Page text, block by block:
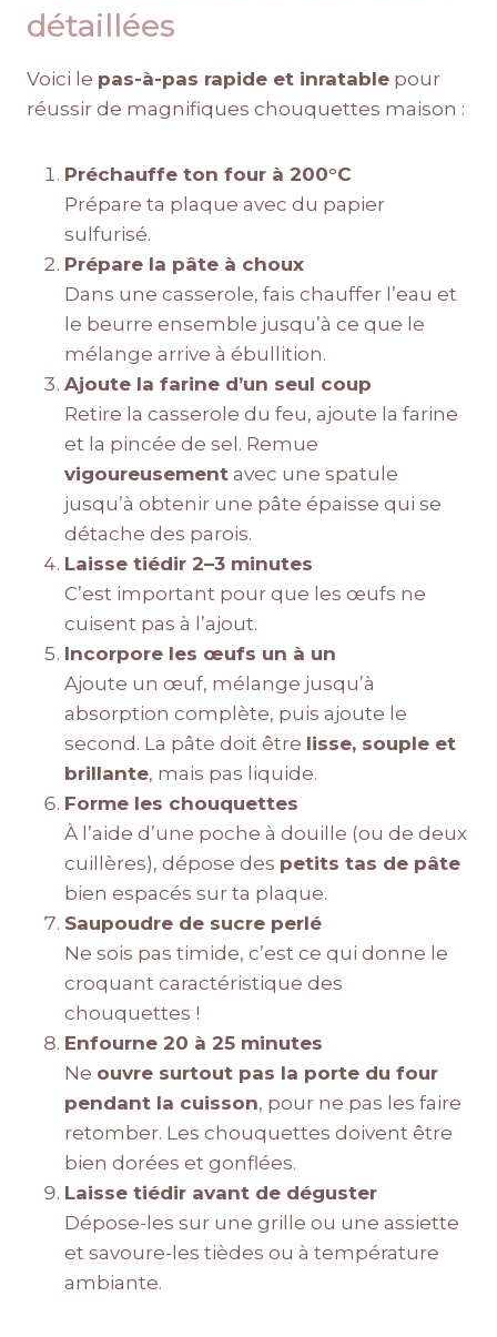
détaillées
Voici le pas-à-pas rapide et inratable pour
réussir de magnifiques chouquettes maison :
Préchauffe ton four à 200°C
Prépare ta plaque avec du papier
sulfurisé.
Prépare la pâte à choux
Dans une casserole, fais chauffer l’eau et
le beurre ensemble jusqu’à ce que le
mélange arrive à ébullition.
Ajoute la farine d’un seul coup
Retire la casserole du feu, ajoute la farine
et la pincée de sel. Remue
vigoureusement avec une spatule
jusqu’à obtenir une pâte épaisse qui se
détache des parois.
Laisse tiédir 2–3 minutes
C’est important pour que les œufs ne
cuisent pas à l’ajout.
Incorpore les œufs un à un
Ajoute un œuf, mélange jusqu’à
absorption complète, puis ajoute le
second. La pâte doit être lisse, souple et
brillante, mais pas liquide.
Forme les chouquettes
À l’aide d’une poche à douille (ou de deux
cuillères), dépose des petits tas de pâte
bien espacés sur ta plaque.
Saupoudre de sucre perlé
Ne sois pas timide, c’est ce qui donne le
croquant caractéristique des
chouquettes !
Enfourne 20 à 25 minutes
Ne ouvre surtout pas la porte du four
pendant la cuisson, pour ne pas les faire
retomber. Les chouquettes doivent être
bien dorées et gonflées.
Laisse tiédir avant de déguster
Dépose-les sur une grille ou une assiette
et savoure-les tièdes ou à température
ambiante.